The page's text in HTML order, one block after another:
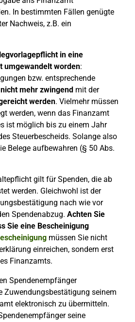
In bestimmten Fällen genügte
Nachweis, z.B. ein
in eine
umgewandelt worden:
bzw. entsprechende
nicht mehr zwingend mit der
werden. Vielmehr müssen
werden, wenn das Finanzamt
ist möglich bis zu einem Jahr
Steuerbescheids. Solange also
Belege aufbewahren (§ 50 Abs.
gilt für Spenden, die ab
werden. Gleichwohl ist der
nach wie vor
Spendenabzug. Achten Sie
Sie eine Bescheinigung
müssen Sie nicht
einreichen, sondern erst
Finanzamts.
Spendenempfänger
Zuwendungsbestätigung seinem
elektronisch zu übermitteln.
seine